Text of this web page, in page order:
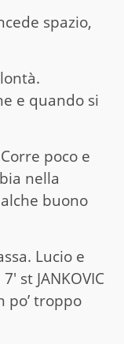
spazio,
e quando si
poco e
nella
buono
Lucio e
st JANKOVIC
po’ troppo